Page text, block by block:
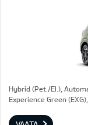
Hybrid (Pet./El.),
Experience Green